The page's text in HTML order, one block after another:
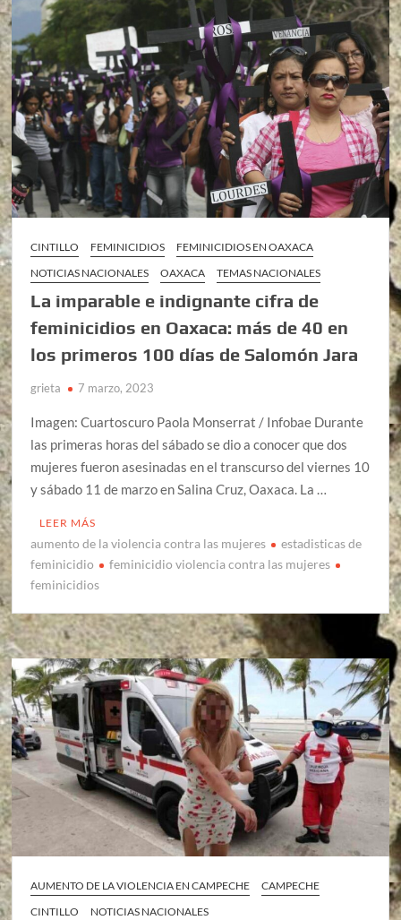
CINTILLO FEMINICIDIOS
FEMINICIDIOS EN OAXACA
NOTICIAS NACIONALES
OAXACA TEMAS NACIONALES
La imparable e indignante cifra de
feminicidios en Oaxaca: más de 40 en
los primeros 100 días de Salomón Jara
grieta 7 marzo, 2023
Imagen: Cuartoscuro Paola Monserrat / Infobae Durante
las primeras horas del sábado se dio a conocer que dos
mujeres fueron asesinadas en el transcurso del viernes 10
y sábado 11 de marzo en Salina Cruz, Oaxaca. La …
LEER MÁS
aumento de la violencia contra las mujeres
estadisticas de
feminicidio
feminicidio violencia contra las mujeres
feminicidios
AUMENTO DE LA VIOLENCIA EN CAMPECHE
CAMPECHE
CINTILLO
NOTICIAS NACIONALES